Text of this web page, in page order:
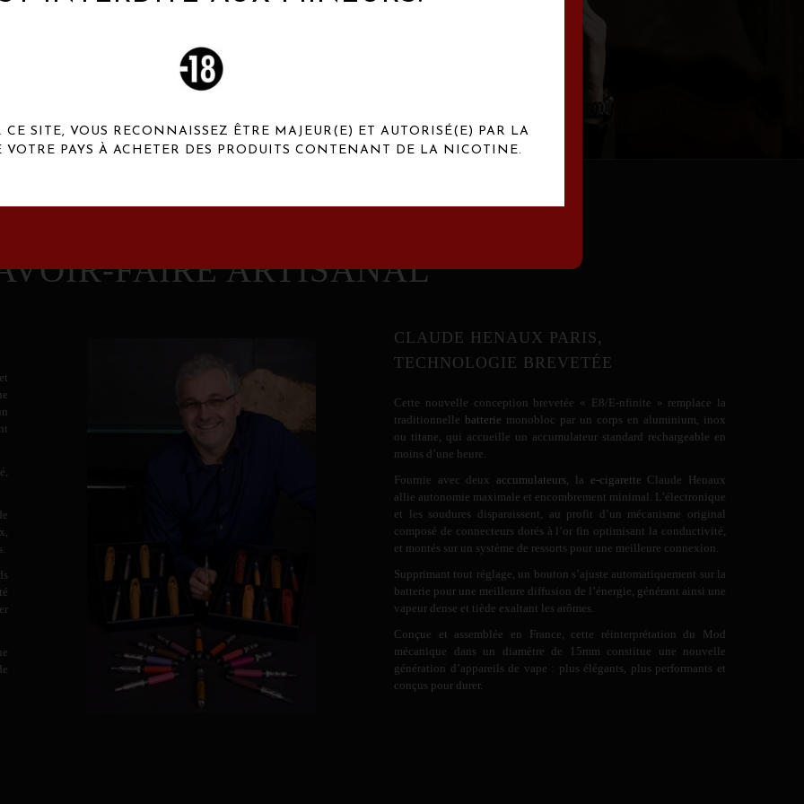
FAIRE ARTISANAL
CLAUDE HENAUX PARIS,
TECHNOLOGIE BREVETÉE
Cette nouvelle conception brevetée « E8/E-nfinite » remplace la
traditionnelle batterie monobloc par un corps en aluminium, inox
ou titane, qui accueille un accumulateur standard rechargeable en
moins d’une heure.
Fournie avec deux accumulateurs , la e-cigarette Claude Henaux
allie autonomie maximale et encombrement minimal. L’électronique
et les soudures disparaissent, au profit d’un mécanisme original
composé de connecteurs dorés à l’or fin optimisant la conductivité,
et montés sur un système de ressorts pour une meilleure connexion.
Supprimant tout réglage, un bouton s’ajuste automatiquement sur la
batterie pour une meilleure diffusion de l’énergie, générant ainsi une
vapeur dense et tiède exaltant les arômes.
Conçue et assemblée en France, cette réinterprétation du Mod
mécanique dans un diamètre de 15mm constitue une nouvelle
génération d’appareils de vape : plus élégants, plus performants et
conçus pour durer.
SITE, VOUS RECONNAISSEZ ÊTRE MAJEUR(E) ET AUTORISÉ(E) PAR LA
PAYS À ACHETER DES PRODUITS CONTENANT DE LA NICOTINE.